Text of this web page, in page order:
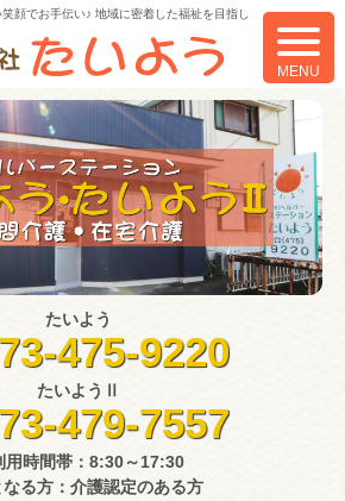
顔でお手伝い♪ 地域に密着した福祉を目指し
toggle
MENU
たいよう
475-9220
たいようⅡ
479-7557
用時間帯：8:30～17:30
る方：介護認定のある方